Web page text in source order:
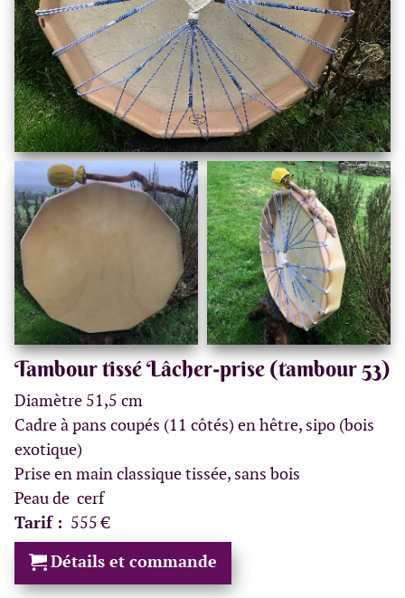
Tambour tissé Lâcher-prise (tambour 53)
Diamètre 51,5 cm
Cadre à pans coupés (11 côtés) en hêtre, sipo (bois
exotique)
Prise en main classique tissée, sans bois
Peau de cerf
Tarif : 555 €
Détails et commande